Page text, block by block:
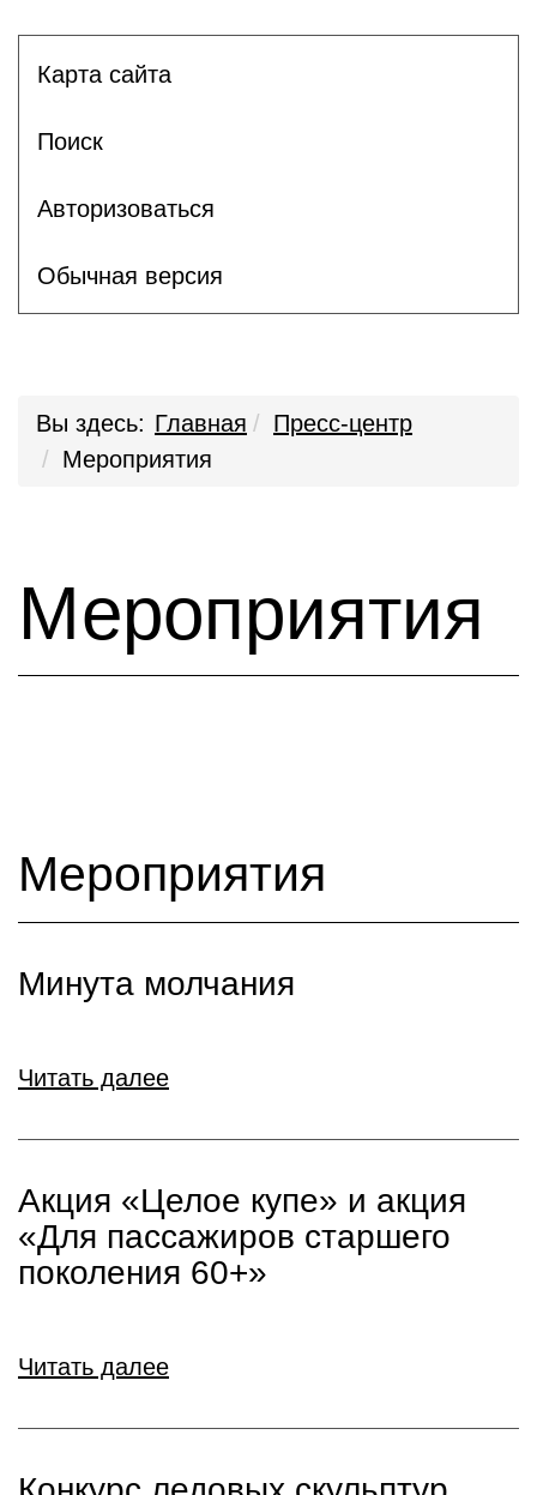
Карта сайта
Поиск
Авторизоваться
Обычная версия
Вы здесь: Главная
Пресс-центр
Мероприятия
Мероприятия
Мероприятия
Минута молчания
Читать далее
Акция «Целое купе» и акция
«Для пассажиров старшего
поколения 60+»
Читать далее